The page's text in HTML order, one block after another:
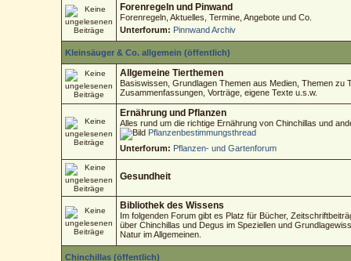
Forenregeln und Pinwand
Forenregeln, Aktuelles, Termine, Angebote und Co.
Unterforum: Pinnwand Archiv
Kleinsäuger & Co. allgemein (öffentlich)
Allgemeine Tierthemen
Basiswissen, Grundlagen Themen aus Medien, Themen zu
Zusammenfassungen, Vorträge, eigene Texte u.s.w.
Ernährung und Pflanzen
Alles rund um die richtige Ernährung von Chinchillas und
Pflanzenbestimmungsthread
Unterforum: Pflanzen- und Gartenforum
Gesundheit
Bibliothek des Wissens
Im folgenden Forum gibt es Platz für Bücher,
über Chinchillas und Degus im Speziellen und
Natur im Allgemeinen.
Chinchillas (öffentlich)